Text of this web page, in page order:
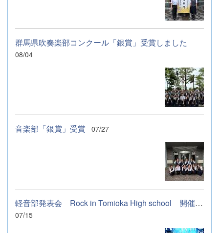
群馬県吹奏楽部コンクール「銀賞」受賞しました
08/04
音楽部「銀賞」受賞 07/27
軽音部発表会 Rock in Tomioka High school 開催します
07/15